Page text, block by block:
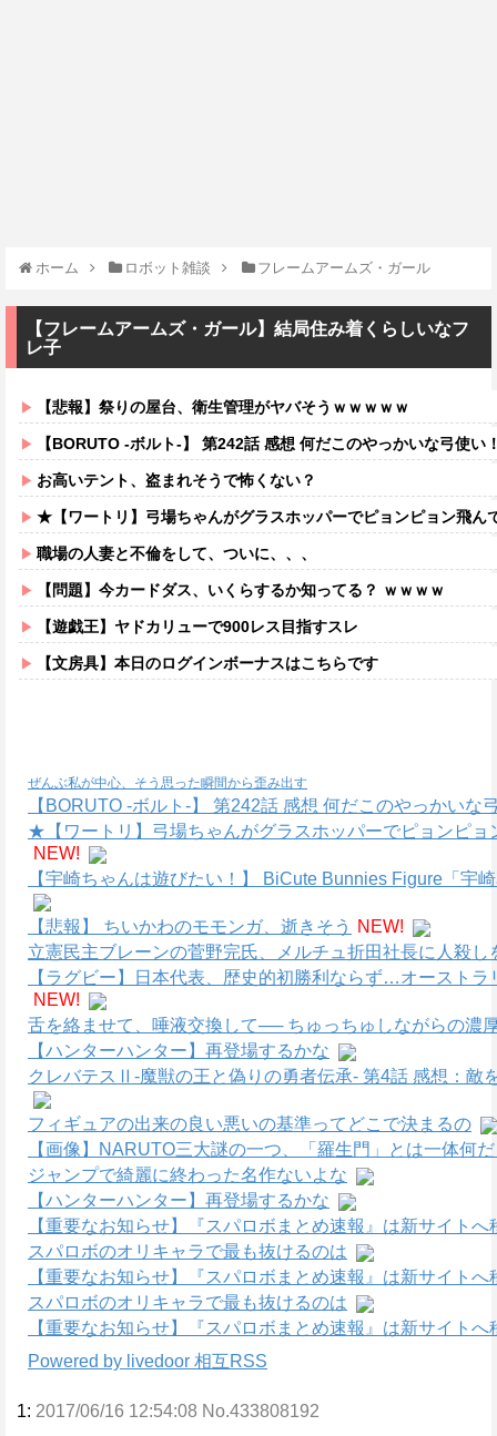
ホーム ロボット雑談 フレームアームズ・ガール
【フレームアームズ・ガール】結局住み着くらしいなフ
レ子
【悲報】祭りの屋台、衛生管理がヤバそうｗｗｗｗｗ
【BORUTO -ボルト-】 第242話 感想 何だこのやっかいな弓使い
お高いテント、盗まれそうで怖くない？
★【ワートリ】弓場ちゃんがグラスホッパーでピョンピョン飛んでるところ想像す
職場の人妻と不倫をして、ついに、、、
【問題】今カードダス、いくらするか知ってる？ ｗｗｗｗ
【遊戯王】ヤドカリューで900レス目指すスレ
【文房具】本日のログインボーナスはこちらです
ぜんぶ私が中心、そう思った瞬間から歪み出す
【BORUTO -ボルト-】 第242話 感想 何だこのやっかいな
★【ワートリ】弓場ちゃんがグラスホッパーでピョンピ
NEW!
【宇崎ちゃんは遊びたい！】 BiCute Bunnies Figure「宇
【悲報】 ちいかわのモモンガ、逝きそう
NEW!
立憲民主ブレーンの菅野完氏、メルチュ折田社長に人殺し
【ラグビー】日本代表、歴史的初勝利ならず…オースト
NEW!
舌を絡ませて、唾液交換して── ちゅっちゅしながらの濃
【ハンターハンター】再登場するかな
クレバテスⅡ-魔獣の王と偽りの勇者伝承- 第4話 感想：敵
フィギュアの出来の良い悪いの基準ってどこで決まるの
【画像】NARUTO三大謎の一つ、「羅生門」とは一体何
ジャンプで綺麗に終わった名作ないよな
【ハンターハンター】再登場するかな
【重要なお知らせ】『スパロボまとめ速報』は新サイトへ
スパロボのオリキャラで最も抜けるのは
【重要なお知らせ】『スパロボまとめ速報』は新サイトへ
スパロボのオリキャラで最も抜けるのは
【重要なお知らせ】『スパロボまとめ速報』は新サイトへ
Powered by livedoor 相互RSS
1: 2017/06/16 12:54:08 No.433808192